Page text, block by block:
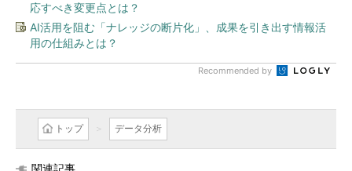
応すべき変更点とは？
AI活用を阻む「ナレッジの断片化」、成果を引き出す情報活
用の仕組みとは？
Recommended by
トップ データ分析
関連記事